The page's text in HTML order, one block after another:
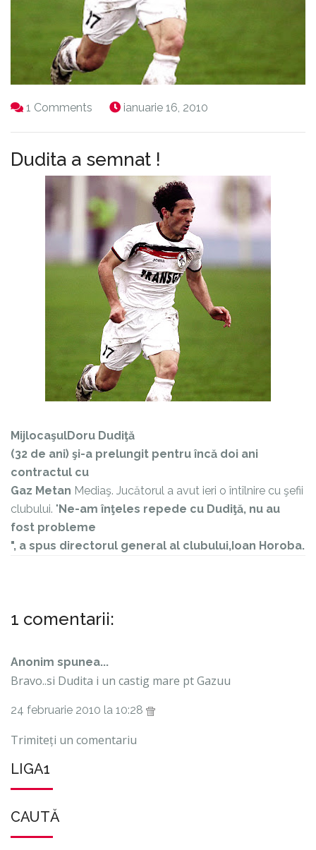
1 Comments ianuarie 16, 2010
Dudita a semnat !
MijlocaşulDoru Dudiţă
(32 de ani) şi-a prelungit pentru încă doi ani
contractul cu
Gaz Metan Mediaş. Jucătorul a avut ieri o întîlnire cu şefii
clubului. " Ne-am înţeles repede cu Dudiţă, nu au
fost probleme
", a spus directorul general al clubului, Ioan Horoba.
1 comentarii:
Anonim spunea...
Bravo..si Dudita i un castig mare pt Gazuu
24 februarie 2010 la 10:28
Trimiteți un comentariu
LIGA1
CAUTĂ